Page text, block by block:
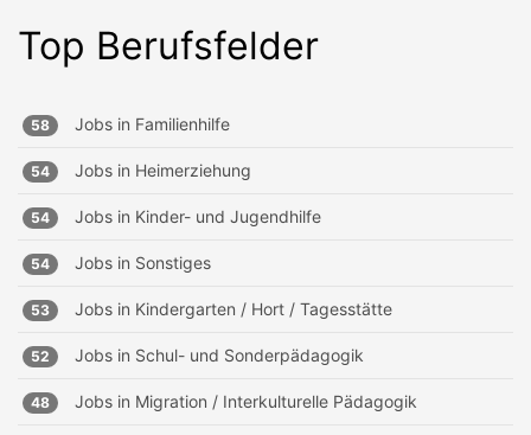
Top Berufsfelder
58 Jobs in Familienhilfe
54 Jobs in Heimerziehung
54 Jobs in Kinder- und Jugendhilfe
54 Jobs in Sonstiges
53 Jobs in Kindergarten / Hort / Tagesstätte
52 Jobs in Schul- und Sonderpädagogik
48 Jobs in Migration / Interkulturelle Pädagogik